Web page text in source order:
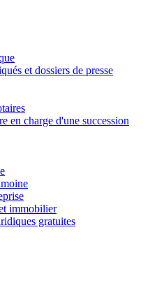
et dossiers de presse
en charge d'une succession
immobilier
gratuites